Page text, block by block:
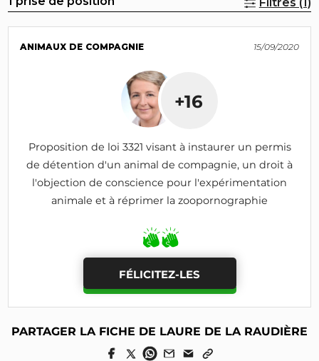
ANIMAUX DE COMPAGNIE 15/09/2020
+16
Proposition de loi 3321 visant à instaurer un permis
de détention d'un animal de compagnie, un droit à
l'objection de conscience pour l'expérimentation
animale et à réprimer la zoopornographie
FÉLICITEZ-LES
PARTAGER LA FICHE DE LAURE DE LA RAUDIÈRE